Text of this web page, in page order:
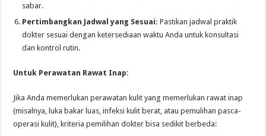
sabar.
Pertimbangkan Jadwal yang Sesuai: Pastikan jadwal praktik
dokter sesuai dengan ketersediaan waktu Anda untuk konsultasi
dan kontrol rutin.
Untuk Perawatan Rawat Inap:
Jika Anda memerlukan perawatan kulit yang memerlukan rawat inap
(misalnya, luka bakar luas, infeksi kulit berat, atau pemulihan pasca-
operasi kulit), kriteria pemilihan dokter bisa sedikit berbeda: